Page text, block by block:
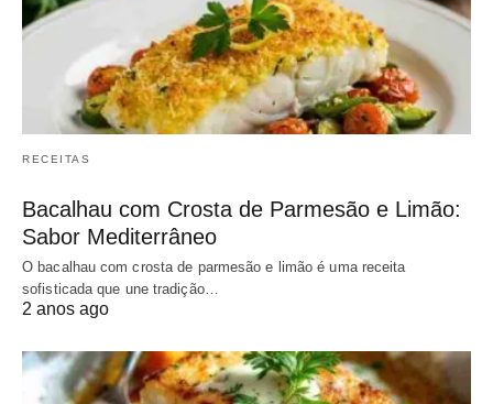
RECEITAS
Bacalhau com Crosta de Parmesão e Limão:
Sabor Mediterrâneo
O bacalhau com crosta de parmesão e limão é uma receita
sofisticada que une tradição…
2 anos ago